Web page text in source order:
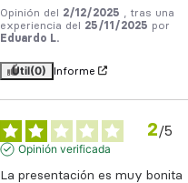
Opinión del 2/12/2025
, tras una
experiencia del 25/11/2025 por
Eduardo L.
Útil(0) Informe
2/5
Opinión verificada
La presentación es muy bonita